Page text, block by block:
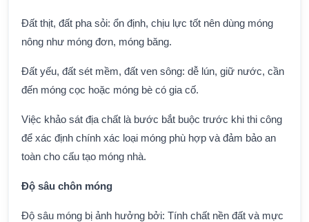
Đất thịt, đất pha sỏi: ổn định, chịu lực tốt nên dùng móng
nông như móng đơn, móng băng.
Đất yếu, đất sét mềm, đất ven sông: dễ lún, giữ nước, cần
đến móng cọc hoặc móng bè có gia cố.
Việc khảo sát địa chất là bước bắt buộc trước khi thi công
để xác định chính xác loại móng phù hợp và đảm bảo an
toàn cho cấu tạo móng nhà.
Độ sâu chôn móng
Độ sâu móng bị ảnh hưởng bởi: Tính chất nền đất và mực